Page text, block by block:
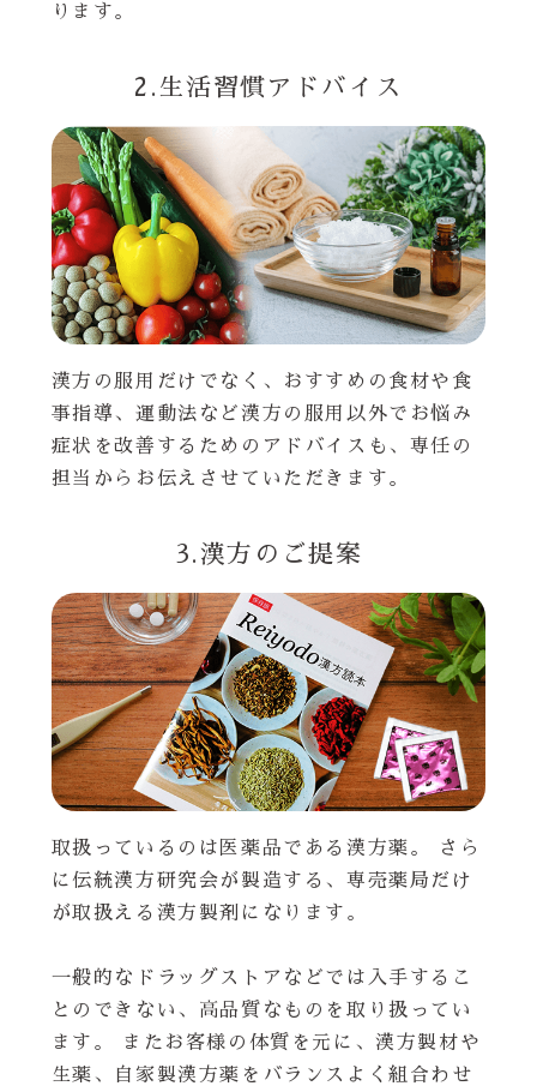
ります。
2.生活習慣アドバイス
漢方の服用だけでなく、おすすめの食材や食
事指導、運動法など漢方の服用以外でお悩み
症状を改善するためのアドバイスも、専任の
担当からお伝えさせていただきます。
3.漢方のご提案
取扱っているのは医薬品である漢方薬。 さら
に伝統漢方研究会が製造する、専売薬局だけ
が取扱える漢方製剤になります。
一般的なドラッグストアなどでは入手するこ
とのできない、高品質なものを取り扱ってい
ます。 またお客様の体質を元に、漢方製材や
生薬、自家製漢方薬をバランスよく組合わせ